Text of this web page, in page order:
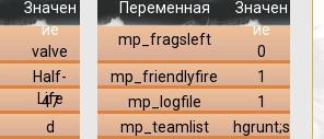
Значен
ие
valve
Half-
Life
47
d
Переменная
Значен
ие
mp_fragsleft
0
mp_friendlyfire
1
mp_logfile
1
mp_teamlist
hgrunt;s